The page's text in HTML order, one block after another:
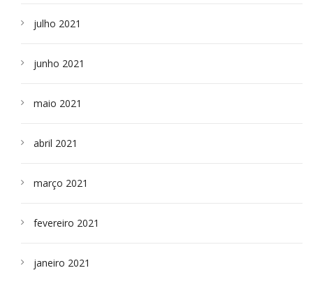
julho 2021
junho 2021
maio 2021
abril 2021
março 2021
fevereiro 2021
janeiro 2021